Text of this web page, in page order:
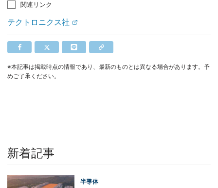
関連リンク
テクトロニクス社
※本記事は掲載時点の情報であり、最新のものとは異なる場合があります。予
めご了承ください。
新着記事
半導体